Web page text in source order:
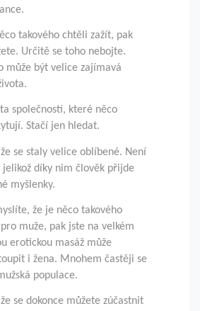
takového chtěli zažít, pak
Určitě se toho nebojte.
může být velice zajímavá
společností, které něco
Stačí jen hledat.
se staly velice oblíbené. Není
jelikož díky nim člověk přijde
myšlenky.
že je něco takového
muže, pak jste na velkém
erotickou masáž může
i žena. Mnohem častěji se
populace.
se dokonce můžete zúčastnit